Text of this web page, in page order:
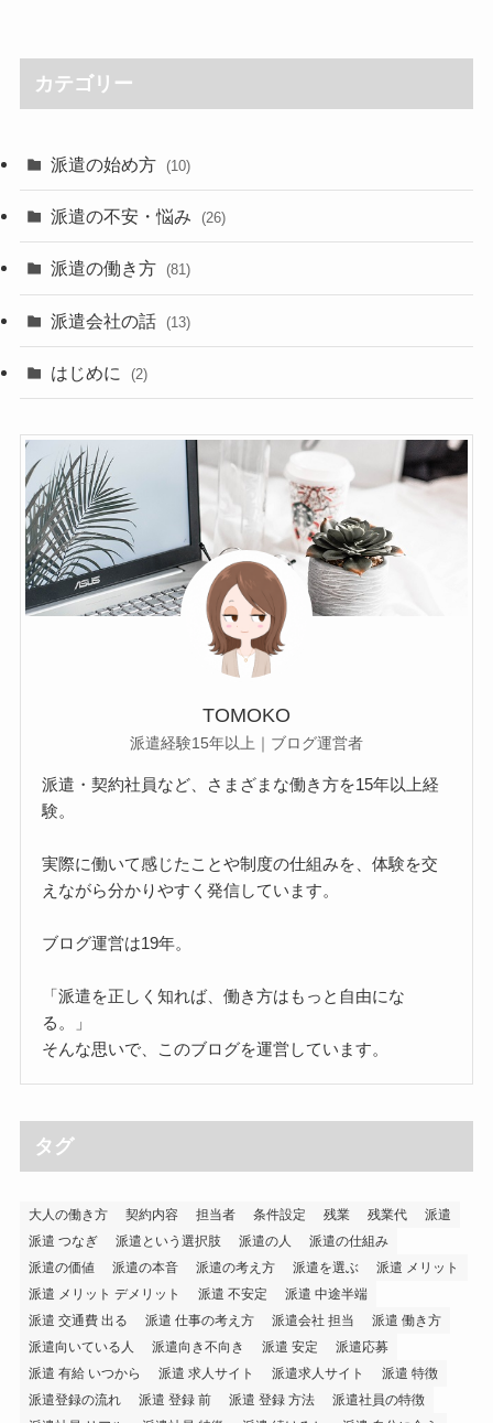
カテゴリー
派遣の始め方 (10)
派遣の不安・悩み (26)
派遣の働き方 (81)
派遣会社の話 (13)
はじめに (2)
TOMOKO
派遣経験15年以上｜ブログ運営者
派遣・契約社員など、さまざまな働き方を15年以上経
験。
実際に働いて感じたことや制度の仕組みを、体験を交
えながら分かりやすく発信しています。
ブログ運営は19年。
「派遣を正しく知れば、働き方はもっと自由にな
る。」
そんな思いで、このブログを運営しています。
タグ
大人の働き方 契約内容 担当者 条件設定 残業 残業代
派遣
派遣 つなぎ
派遣という選択肢 派遣の人
派遣の仕組み
派遣の価値
派遣の本音 派遣の考え方 派遣を選ぶ
派遣 メリット
派遣 メリット デメリット
派遣 不安定
派遣 中途半端
派遣 交通費 出る
派遣 仕事の考え方 派遣会社 担当
派遣 働き方
派遣向いている人
派遣向き不向き 派遣 安定
派遣応募
派遣 有給 いつから
派遣 求人サイト 派遣求人サイト
派遣 特徴
派遣登録の流れ
派遣 登録 前 派遣 登録 方法
派遣社員の特徴